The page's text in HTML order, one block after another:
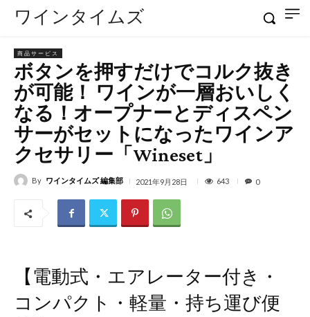
ワインタイムズ
商品サービス
ボタンを押すだけでコルク抜き
が可能！ ワインが一層おいしく
なる！オープナーとディスペン
サーがセットになったワインア
クセサリー「Wineset」
By ワインタイムズ 編集部 2021年9月28日 643 0
【電動式・エアレーター付き・
コンパクト・軽量・持ち運び便